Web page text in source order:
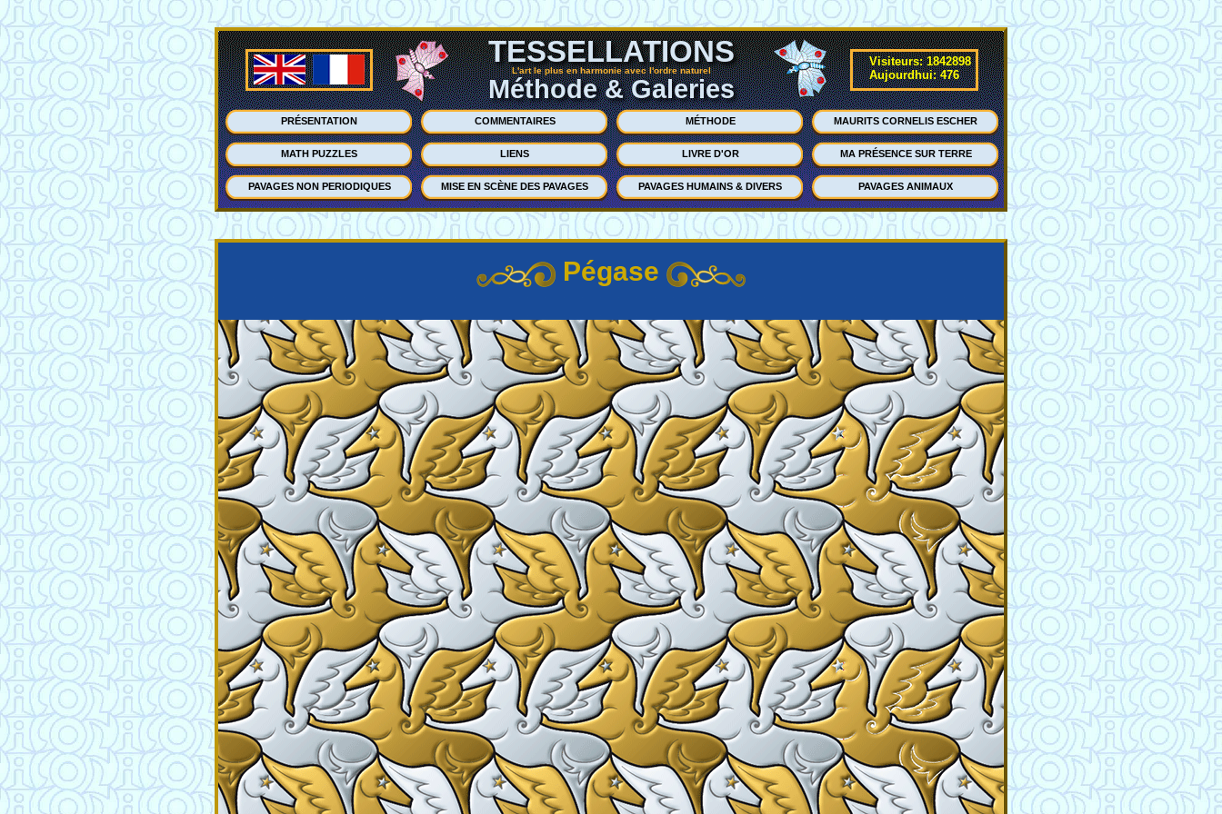
TESSELLATIONS
L'art le plus en harmonie avec l'ordre naturel
Méthode & Galeries
Visiteurs: 1842898
Aujourdhui: 476
PRÉSENTATION COMMENTAIRES MÉTHODE MAURITS CORNELIS ESCHER
MATH PUZZLES LIENS LIVRE D'OR MA PRÉSENCE SUR TERRE
PAVAGES NON PERIODIQUES MISE EN SCÈNE DES PAVAGES PAVAGES HUMAINS & DIVERS PAVAGES ANIMAUX
Pégase